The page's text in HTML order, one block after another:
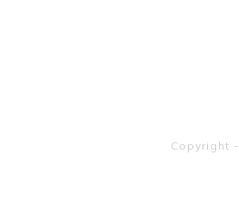
Copyright -